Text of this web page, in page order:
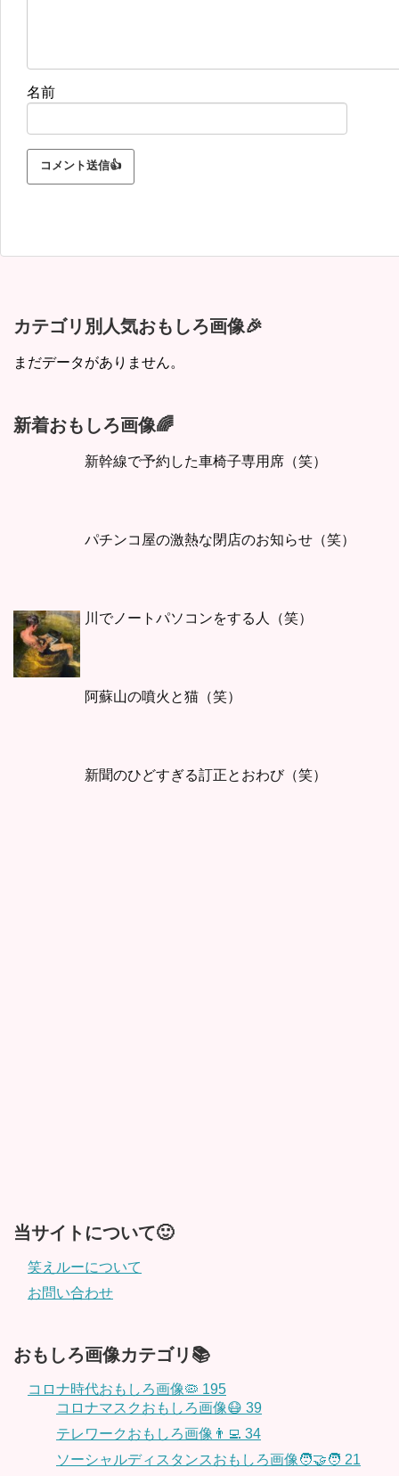
名前
カテゴリ別人気おもしろ画像🎉
まだデータがありません。
新着おもしろ画像🌈
新幹線で予約した車椅子専用席（笑）
パチンコ屋の激熱な閉店のお知らせ（笑）
川でノートパソコンをする人（笑）
阿蘇山の噴火と猫（笑）
新聞のひどすぎる訂正とおわび（笑）
当サイトについて🙂
笑えルーについて
お問い合わせ
おもしろ画像カテゴリ📚
コロナ時代おもしろ画像🦠 195
コロナマスクおもしろ画像😷 39
テレワークおもしろ画像👨‍💻 34
ソーシャルディスタンスおもしろ画像🧑‍🤝‍🧑 21